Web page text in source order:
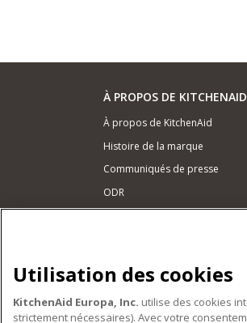
À PROPOS DE KITCHENAID
À propos de KitchenAid
Histoire de la marque
Communiqués de presse
ODR
Matériel de cuisine
Accessoires
Utilisation des cookies
KitchenAid Europa, Inc. utilise des cookies
strictement nécessaires). Avec votre